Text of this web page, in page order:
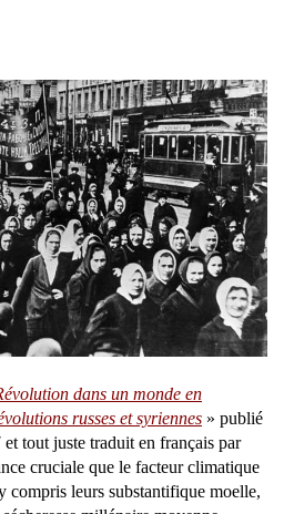
dans un monde en
russes et syriennes » publié
tout juste traduit en français par
cruciale que le facteur climatique
compris leurs substantifique moelle,